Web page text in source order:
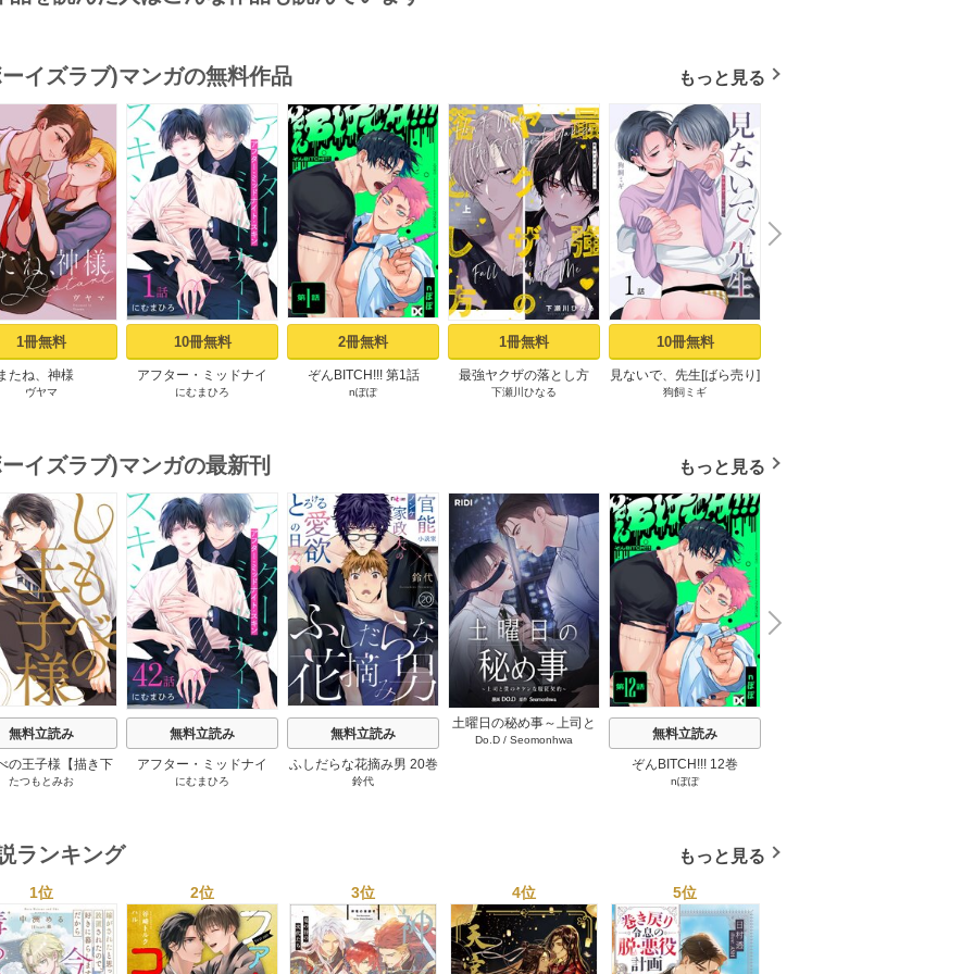
イズラブ)マンガの無料作品 もっと見る
1冊無料
たね、神様
［ばら売り］ プ
ヴヤマ
10冊無料
アフター・ミッドナイ
ト・スキン［ばら売り］
にむまひろ
2冊無料
ぞんBITCH!!! 第1話
nぽぽ
1冊無料
最強ヤクザの落とし方
【コミックシーモア限定
下瀬川ひなる
10冊無料
見ないで、先生[ばら売り]
第1話
狗飼ミギ
N
e
x
t
イズラブ)マンガの最新刊 もっと見る
無料立読み
の王子様【描き下
まけ付き特装版】
たつもとみお
無料立読み
アフター・ミッドナイ
ト・スキン［ばら売り］
にむまひろ
無料立読み
ふしだらな花摘み男 20巻
鈴代
土曜日の秘め事～上司と
僕のキケンな服従契約～
Do.D / Seomonhwa
無料立読み
ぞんBITCH!!! 12巻
nぽぽ
N
e
x
t
ランキング もっと見る
1位 2位 3位 4位 5位